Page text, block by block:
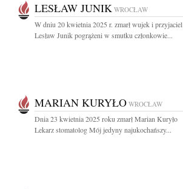
LESŁAW JUNIK WROCŁAW
W dniu 20 kwietnia 2025 r. zmarł wujek i przyjaciel
Lesław Junik pogrążeni w smutku członkowie...
MARIAN KURYŁO WROCŁAW
Dnia 23 kwietnia 2025 roku zmarł Marian Kuryło
Lekarz stomatolog Mój jedyny najukochańszy...